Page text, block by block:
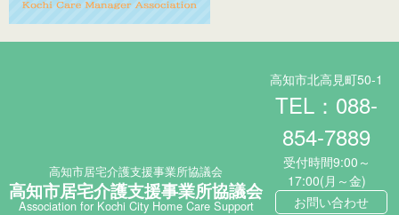
高知市居宅介護支援事業所協議会
高知市居宅介護支援事業所協議会
Association for Kochi City Home Care Support
高知市北高見町50-1
TEL：088-
854-7889
受付時間9:00～
17:00(月～金)
お問い合わせ